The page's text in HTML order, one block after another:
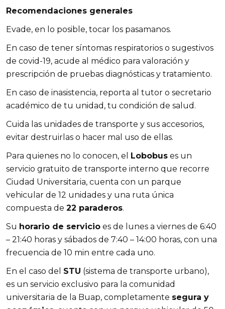
Recomendaciones generales
Evade, en lo posible, tocar los pasamanos.
En caso de tener síntomas respiratorios o sugestivos
de covid-19, acude al médico para valoración y
prescripción de pruebas diagnósticas y tratamiento.
En caso de inasistencia, reporta al tutor o secretario
académico de tu unidad, tu condición de salud.
Cuida las unidades de transporte y sus accesorios,
evitar destruirlas o hacer mal uso de ellas.
Para quienes no lo conocen, el
Lobobus es un
servicio gratuito de transporte interno que recorre
Ciudad Universitaria, cuenta con un parque
vehicular de 12 unidades y una ruta única
compuesta de 22 paraderos.
Su horario de servicio es de lunes a viernes de 6:40
– 21:40 horas y sábados de 7:40 – 14:00 horas, con una
frecuencia de 10 min entre cada uno.
En el caso del STU (sistema de transporte urbano),
es un servicio exclusivo para la comunidad
universitaria de la Buap, completamente segura y